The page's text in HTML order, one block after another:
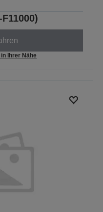
Ihrer Nähe